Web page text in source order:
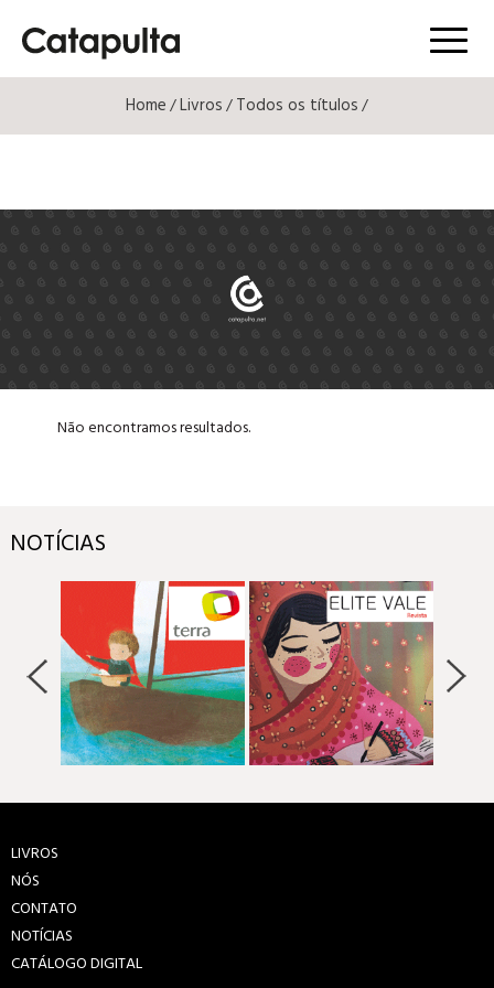
Menú
Home/Livros/Todos os títulos/
Não encontramos resultados.
NOTÍCIAS
LIVROS
NÓS
CONTATO
NOTÍCIAS
CATÁLOGO DIGITAL